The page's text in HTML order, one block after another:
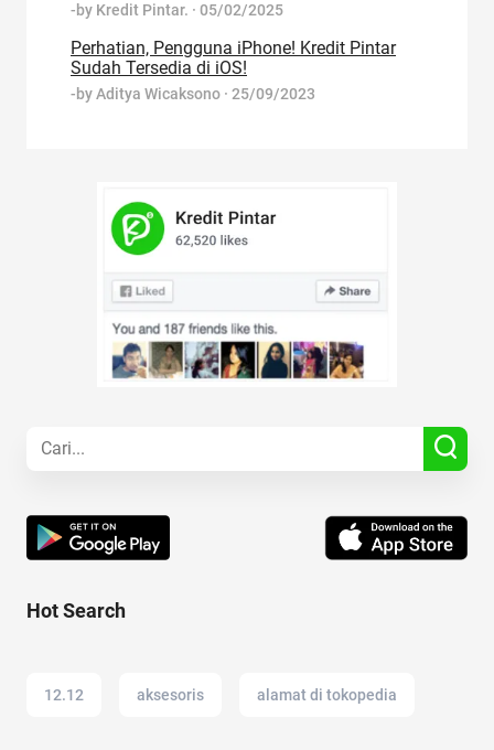
-by Kredit Pintar. · 05/02/2025
Perhatian, Pengguna iPhone! Kredit Pintar
Sudah Tersedia di iOS!
-byAditya Wicaksono · 25/09/2023
Hot Search
12.12 aksesoris alamat di tokopedia